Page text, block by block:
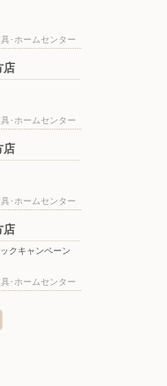
店
土居2-8-11
･ホームセンター
店
･ホームセンター
店
･ホームセンター
店
クキャンペーン
･ホームセンター